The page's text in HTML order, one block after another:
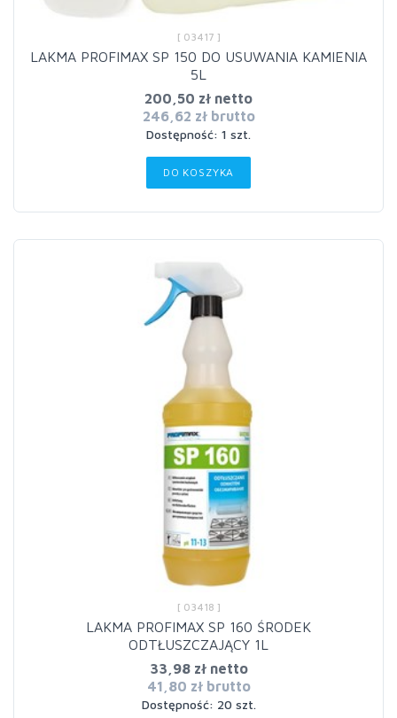
[ 03417 ]
LAKMA PROFIMAX SP 150 DO USUWANIA KAMIENIA
5L
200,50 zł netto
246,62 zł brutto
Dostępność: 1 szt.
DO KOSZYKA
[ 03418 ]
LAKMA PROFIMAX SP 160 ŚRODEK
ODTŁUSZCZAJĄCY 1L
33,98 zł netto
41,80 zł brutto
Dostępność: 20 szt.